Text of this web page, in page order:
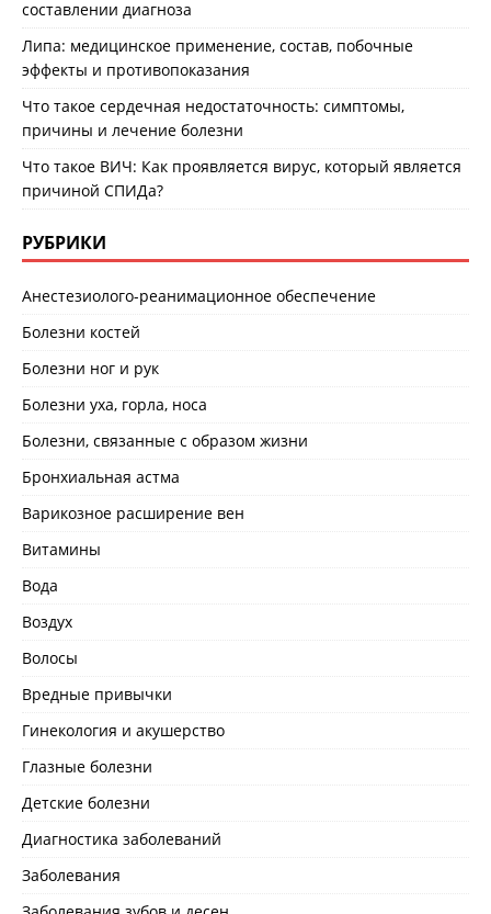
составлении диагноза
Липа: медицинское применение, состав, побочные
эффекты и противопоказания
Что такое сердечная недостаточность: симптомы,
причины и лечение болезни
Что такое ВИЧ: Как проявляется вирус, который является
причиной СПИДа?
РУБРИКИ
Анестезиолого-реанимационное обеспечение
Болезни костей
Болезни ног и рук
Болезни уха, горла, носа
Болезни, связанные с образом жизни
Бронхиальная астма
Варикозное расширение вен
Витамины
Вода
Воздух
Волосы
Вредные привычки
Гинекология и акушерство
Глазные болезни
Детские болезни
Диагностика заболеваний
Заболевания